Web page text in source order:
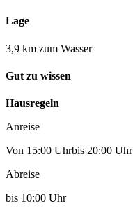
Lage
3,9 km zum Wasser
Gut zu wissen
Hausregeln
Anreise
Von 15:00 Uhrbis 20:00 Uhr
Abreise
bis 10:00 Uhr